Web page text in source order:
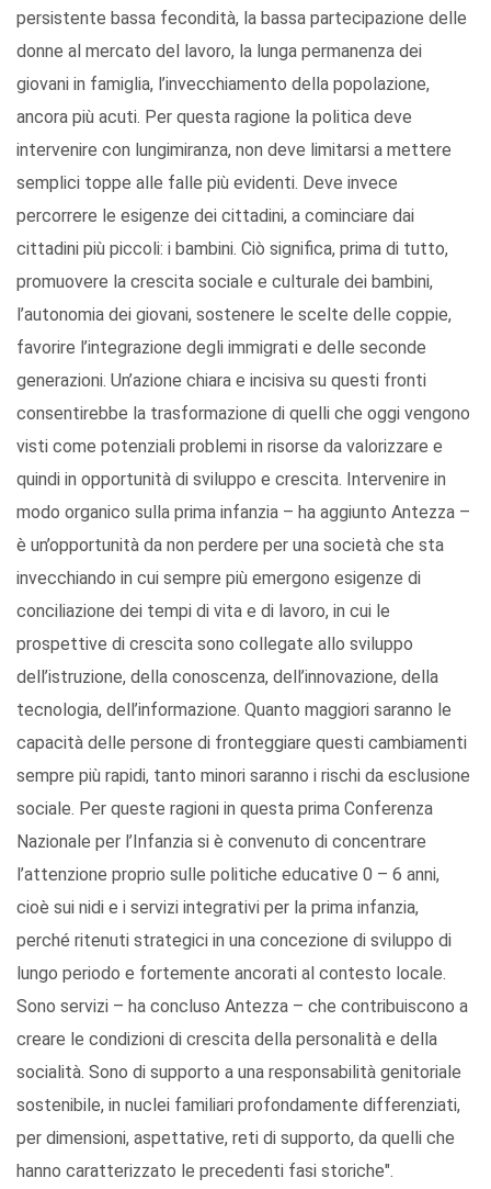
persistente bassa fecondità, la bassa partecipazione delle
donne al mercato del lavoro, la lunga permanenza dei
giovani in famiglia, l’invecchiamento della popolazione,
ancora più acuti. Per questa ragione la politica deve
intervenire con lungimiranza, non deve limitarsi a mettere
semplici toppe alle falle più evidenti. Deve invece
percorrere le esigenze dei cittadini, a cominciare dai
cittadini più piccoli: i bambini. Ciò significa, prima di tutto,
promuovere la crescita sociale e culturale dei bambini,
l’autonomia dei giovani, sostenere le scelte delle coppie,
favorire l’integrazione degli immigrati e delle seconde
generazioni. Un’azione chiara e incisiva su questi fronti
consentirebbe la trasformazione di quelli che oggi vengono
visti come potenziali problemi in risorse da valorizzare e
quindi in opportunità di sviluppo e crescita. Intervenire in
modo organico sulla prima infanzia – ha aggiunto Antezza –
è un’opportunità da non perdere per una società che sta
invecchiando in cui sempre più emergono esigenze di
conciliazione dei tempi di vita e di lavoro, in cui le
prospettive di crescita sono collegate allo sviluppo
dell’istruzione, della conoscenza, dell’innovazione, della
tecnologia, dell’informazione. Quanto maggiori saranno le
capacità delle persone di fronteggiare questi cambiamenti
sempre più rapidi, tanto minori saranno i rischi da esclusione
sociale. Per queste ragioni in questa prima Conferenza
Nazionale per l’Infanzia si è convenuto di concentrare
l’attenzione proprio sulle politiche educative 0 – 6 anni,
cioè sui nidi e i servizi integrativi per la prima infanzia,
perché ritenuti strategici in una concezione di sviluppo di
lungo periodo e fortemente ancorati al contesto locale.
Sono servizi – ha concluso Antezza – che contribuiscono a
creare le condizioni di crescita della personalità e della
socialità. Sono di supporto a una responsabilità genitoriale
sostenibile, in nuclei familiari profondamente differenziati,
per dimensioni, aspettative, reti di supporto, da quelli che
hanno caratterizzato le precedenti fasi storiche".